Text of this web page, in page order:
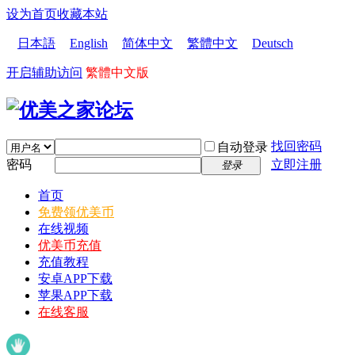
设为首页收藏本站
日本語 English 简体中文 繁體中文 Deutsch
开启辅助访问 繁體中文版
自动登录 找回密码
密码
登录 立即注册
首页
免费领优美币
在线视频
优美币充值
充值教程
安卓APP下载
苹果APP下载
在线客服